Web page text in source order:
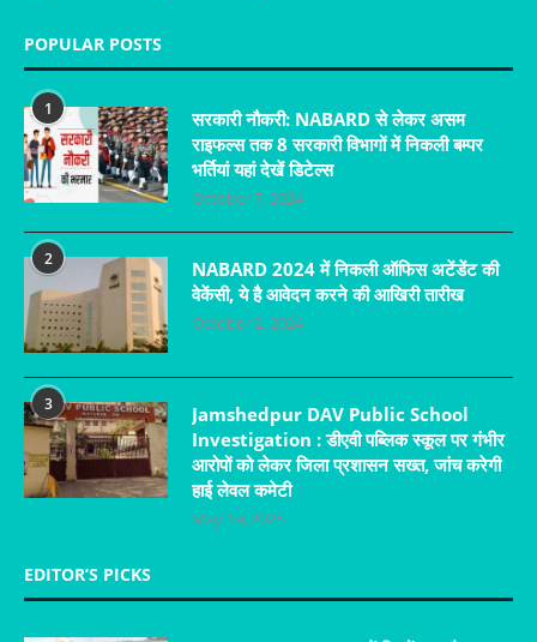
POPULAR POSTS
1
सरकारी नौकरी: NABARD से लेकर असम
राइफल्स तक 8 सरकारी विभागों में निकली बम्पर
भर्तियां यहां देखें डिटेल्स
October 7, 2024
2
NABARD 2024 में निकली ऑफिस अटेंडेंट की
वेकेंसी, ये है आवेदन करने की आखिरी तारीख
October 2, 2024
3
Jamshedpur DAV Public School
Investigation : डीएवी पब्लिक स्कूल पर गंभीर
आरोपों को लेकर जिला प्रशासन सख्त, जांच करेगी
हाई लेवल कमेटी
May 19, 2025
EDITOR’S PICKS